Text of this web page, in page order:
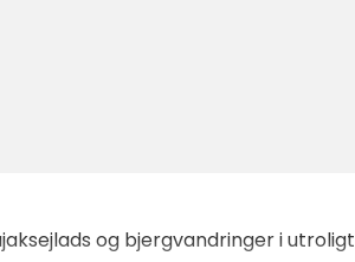
og bjergvandringer i utroligt